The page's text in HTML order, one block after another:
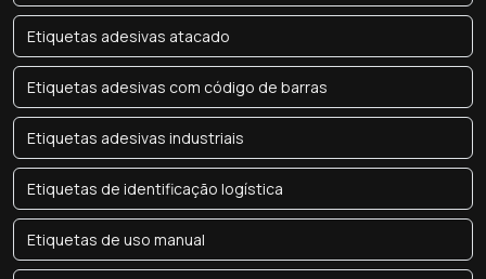
Etiquetas adesivas atacado
Etiquetas adesivas com código de barras
Etiquetas adesivas industriais
Etiquetas de identificação logística
Etiquetas de uso manual